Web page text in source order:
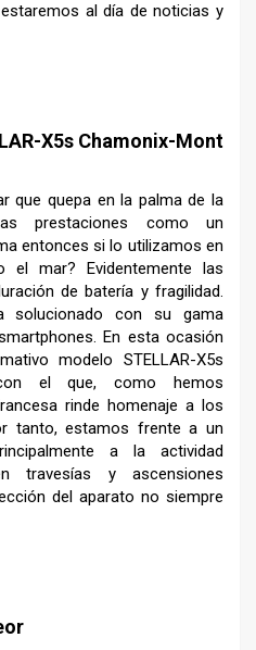
al día de noticias y
X5s Chamonix-Mont
que quepa en la palma de la
prestaciones como un
entonces si lo utilizamos en
mar? Evidentemente las
de batería y fragilidad.
solucionado con su gama
En esta ocasión
modelo STELLAR-X5s
el que, como hemos
rinde homenaje a los
tanto, estamos frente a un
a la actividad
y ascensiones
del aparato no siempre